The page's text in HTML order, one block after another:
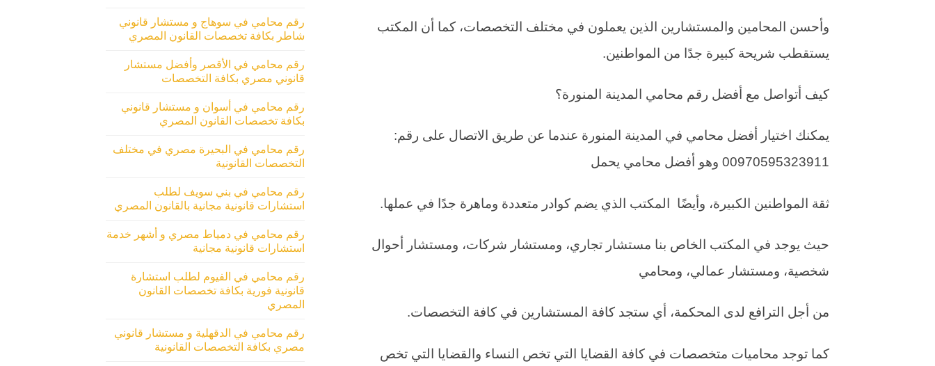
وأحسن المحامين والمستشارين الذين يعملون في مختلف التخصصات، كما أن المكتب
يستقطب شريحة كبيرة جدًا من المواطنين.
كيف أتواصل مع أفضل رقم محامي المدينة المنورة؟
يمكنك اختيار أفضل محامي في المدينة المنورة عندما عن طريق الاتصال على رقم:
00970595323911 وهو أفضل محامي يحمل
ثقة المواطنين الكبيرة، وأيضًا المكتب الذي يضم كوادر متعددة وماهرة جدًا في عملها.
حيث يوجد في المكتب الخاص بنا مستشار تجاري، ومستشار شركات، ومستشار أحوال
شخصية، ومستشار عمالي، ومحامي
من أجل الترافع لدى المحكمة، أي ستجد كافة المستشارين في كافة التخصصات.
كما توجد محاميات متخصصات في كافة القضايا التي تخص النساء والقضايا التي تخص
رقم محامي في سوهاج و مستشار قانوني
شاطر بكافة تخصصات القانون المصري
رقم محامي في الأقصر وأفضل مستشار
قانوني مصري بكافة التخصصات
رقم محامي في أسوان و مستشار قانوني
بكافة تخصصات القانون المصري
رقم محامي في البحيرة مصري في مختلف
التخصصات القانونية
رقم محامي في بني سويف لطلب
استشارات قانونية مجانية بالقانون المصري
رقم محامي في دمياط مصري و أشهر خدمة
استشارات قانونية مجانية
رقم محامي في الفيوم لطلب استشارة
قانونية فورية بكافة تخصصات القانون
المصري
رقم محامي في الدقهلية و مستشار قانوني
مصري بكافة التخصصات القانونية